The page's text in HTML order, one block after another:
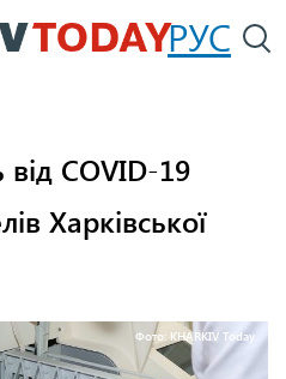
Перейти
до
РУС
від COVID-19
Харківської
Фото: KHARKIV Today.